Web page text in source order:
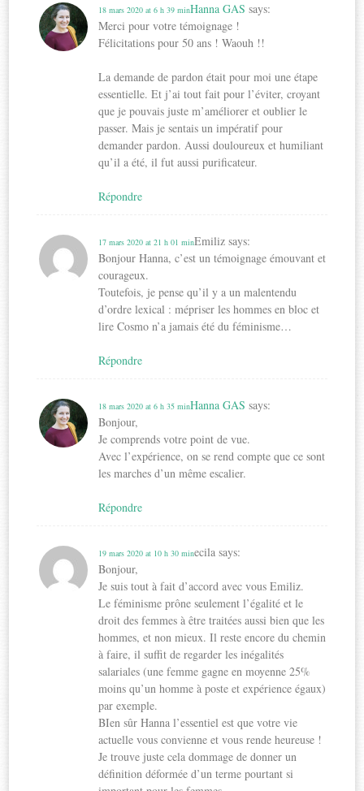
Hanna GAS says:
18 mars 2020 at 6 h 39 min
Merci pour votre témoignage !
Félicitations pour 50 ans ! Waouh !!
La demande de pardon était pour moi une étape
essentielle. Et j’ai tout fait pour l’éviter, croyant
que je pouvais juste m’améliorer et oublier le
passer. Mais je sentais un impératif pour
demander pardon. Aussi douloureux et humiliant
qu’il a été, il fut aussi purificateur.
Répondre
Emiliz says:
17 mars 2020 at 21 h 01 min
Bonjour Hanna, c’est un témoignage émouvant et
courageux.
Toutefois, je pense qu’il y a un malentendu
d’ordre lexical : mépriser les hommes en bloc et
lire Cosmo n’a jamais été du féminisme…
Répondre
Hanna GAS says:
18 mars 2020 at 6 h 35 min
Bonjour,
Je comprends votre point de vue.
Avec l’expérience, on se rend compte que ce sont
les marches d’un même escalier.
Répondre
ecila says:
19 mars 2020 at 10 h 30 min
Bonjour,
Je suis tout à fait d’accord avec vous Emiliz.
Le féminisme prône seulement l’égalité et le
droit des femmes à être traitées aussi bien que les
hommes, et non mieux. Il reste encore du chemin
à faire, il suffit de regarder les inégalités
salariales (une femme gagne en moyenne 25%
moins qu’un homme à poste et expérience égaux)
par exemple.
BIen sûr Hanna l’essentiel est que votre vie
actuelle vous convienne et vous rende heureuse !
Je trouve juste cela dommage de donner un
définition déformée d’un terme pourtant si